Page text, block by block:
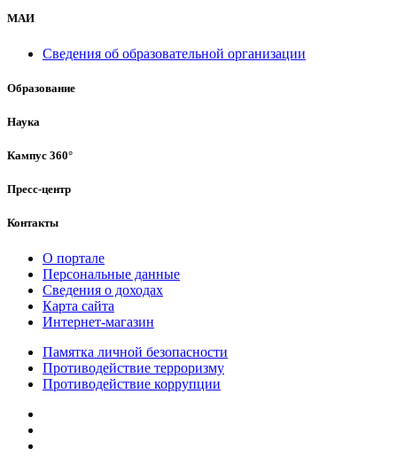
МАИ
Сведения об образовательной организации
Образование
Наука
Кампус 360°
Пресс-центр
Контакты
О портале
Персональные данные
Сведения о доходах
Карта сайта
Интернет-магазин
Памятка личной безопасности
Противодействие терроризму
Противодействие коррупции